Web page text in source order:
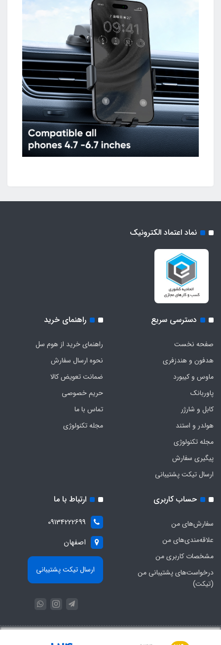
نماد اعتماد الکترونیک
دسترسی سریع
صفحه نخست
هدفون‌ و‌ هندزفری
ماوس و کیبورد
پاوربانک
کابل و شارژر
هولدر و استند
مجله تکنولوژی
پیگیری سفارش
ارسال تیکت پشتیبانی
راهنمای خرید
راهنمای خرید از هوم سل
نحوه ارسال سفارش
ضمانت تعویض کالا
حریم خصوصی
تماس با ما
مجله تکنولوژی
حساب کاربری
سفارش‌های من
علاقه‌مندی‌های من
مشخصات کاربری من
درخواست‌های پشتیبانی من
(تیکت)
ارتباط با ما
09134222699
اصفهان
ارسال تیکت پشتیبانی
با عضویت در خبرنامه، از تخفیف‌ها و جدیدترین‌های فروشگاه باخبر شوید: